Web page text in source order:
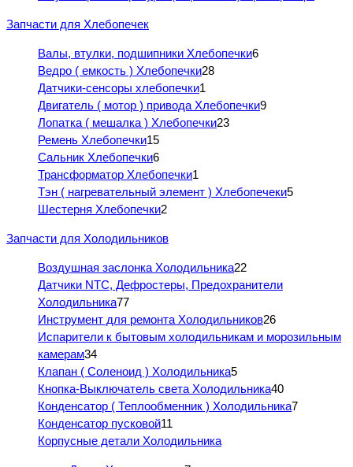
Запчасти для Хлебопечек
Валы, втулки, подшипники Хлебопечки6
Ведро ( емкость ) Хлебопечки28
Датчики-сенсоры хлебопечки1
Двигатель ( мотор ) привода Хлебопечки9
Лопатка ( мешалка ) Хлебопечки23
Ремень Хлебопечки15
Сальник Хлебопечки6
Трансформатор Хлебопечки1
Тэн ( нагревательный элемент ) Хлебопечеки5
Шестерня Хлебопечки2
Запчасти для Холодильников
Воздушная заслонка Холодильника22
Датчики NTC, Дефростеры, Предохранители
Холодильника77
Инструмент для ремонта Холодильников26
Испарители к бытовым холодильникам и морозильным
камерам34
Клапан ( Соленоид ) Холодильника5
Кнопка-Выключатель света Холодильника40
Конденсатор ( Теплообменник ) Холодильника7
Конденсатор пусковой11
Корпусные детали Холодильника